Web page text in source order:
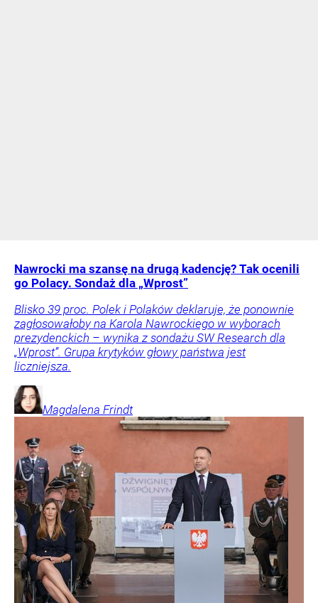
Nawrocki ma szansę na drugą kadencję? Tak ocenili
go Polacy. Sondaż dla „Wprost”
Blisko 39 proc. Polek i Polaków deklaruje, że ponownie
zagłosowałoby na Karola Nawrockiego w wyborach
prezydenckich – wynika z sondażu SW Research dla
„Wprost”. Grupa krytyków głowy państwa jest
liczniejsza.
Magdalena Frindt